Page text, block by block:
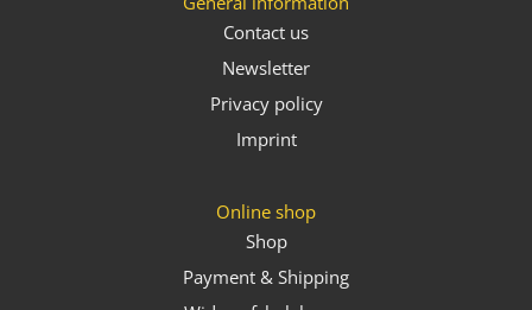
Contact us
Newsletter
Privacy policy
Imprint
Online shop
Shop
Payment & Shipping